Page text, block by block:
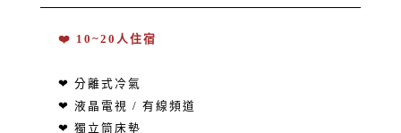
❤️ 10~20人住宿
❤ 分離式冷氣
❤ 液晶電視 / 有線頻道
❤ 獨立筒床墊